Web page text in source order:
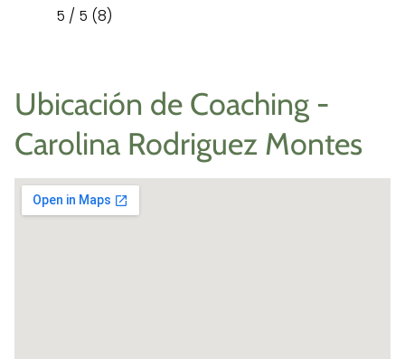
5 / 5 (8)
Ubicación de Coaching -
Carolina Rodriguez Montes